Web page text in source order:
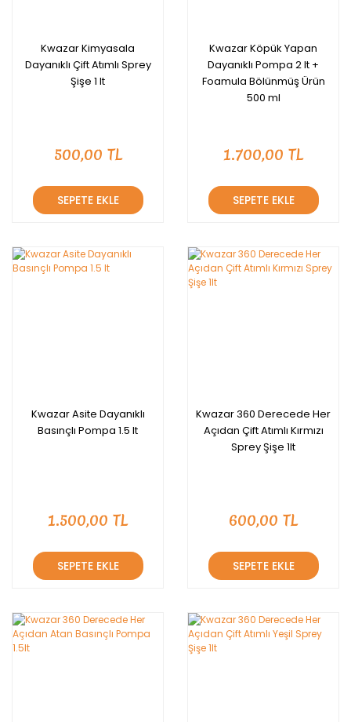
Kwazar Kimyasala
Dayanıklı Çift Atımlı Sprey
Şişe 1 lt
500,00 TL
SEPETE EKLE
Kwazar Köpük Yapan
Dayanıklı Pompa 2 lt +
Foamula Bölünmüş Ürün
500 ml
1.700,00 TL
SEPETE EKLE
Kwazar Asite Dayanıklı
Basınçlı Pompa 1.5 lt
1.500,00 TL
SEPETE EKLE
Kwazar 360 Derecede Her
Açıdan Çift Atımlı Kırmızı
Sprey Şişe 1lt
600,00 TL
SEPETE EKLE